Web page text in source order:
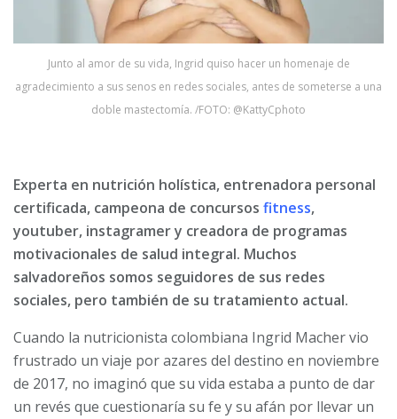
Junto al amor de su vida, Ingrid quiso hacer un homenaje de
agradecimiento a sus senos en redes sociales, antes de someterse a una
doble mastectomía. /FOTO: @KattyCphoto
Experta en nutrición holística, entrenadora personal
certificada, campeona de concursos fitness,
youtuber, instagramer y creadora de programas
motivacionales de salud integral. Muchos
salvadoreños somos seguidores de sus redes
sociales, pero también de su tratamiento actual.
Cuando la nutricionista colombiana Ingrid Macher vio
frustrado un viaje por azares del destino en noviembre
de 2017, no imaginó que su vida estaba a punto de dar
un revés que cuestionaría su fe y su afán por llevar un